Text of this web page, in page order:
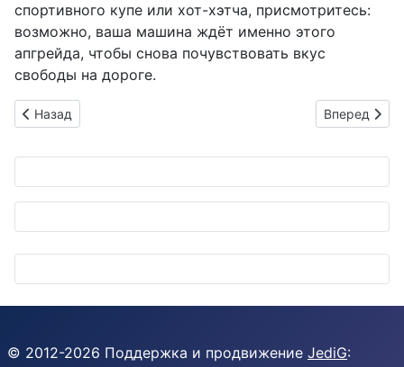
спортивного купе или хот-хэтча, присмотритесь:
возможно, ваша машина ждёт именно этого
апгрейда, чтобы снова почувствовать вкус
свободы на дороге.
Предыдущий: Nissan Caravan MYROOM: Фургон, в котором
Назад Следующий:
Вперед
© 2012-2026 Поддержка и продвижение JediG: